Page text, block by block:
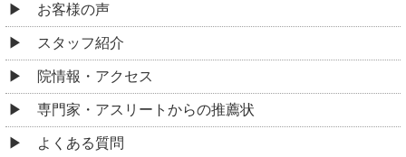
お客様の声
スタッフ紹介
院情報・アクセス
専門家・アスリートからの推薦状
よくある質問